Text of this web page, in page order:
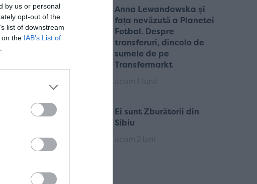
by us or personal
opt-out of the
list of downstream
on the IAB’s List of
Anna Lewandowska și
fața nevăzută a Planetei
Fotbal. Despre
transferuri, dincolo de
sumele de pe
Transfermarkt
Ei sunt Zburătorii din
Sibiu